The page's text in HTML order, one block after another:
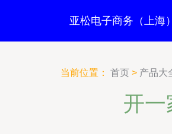
亚松电子商务（上海
当前位置： 首页 > 产品大
开一